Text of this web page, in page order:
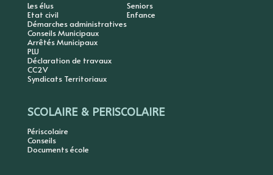
Les élus
Etat civil
Démarches administratives
Conseils Municipaux
Arrêtés Municipaux
PLU
Déclaration de travaux
CC2V
Syndicats Territoriaux
Seniors
Enfance
SCOLAIRE & PERISCOLAIRE
Périscolaire
Conseils
Documents école